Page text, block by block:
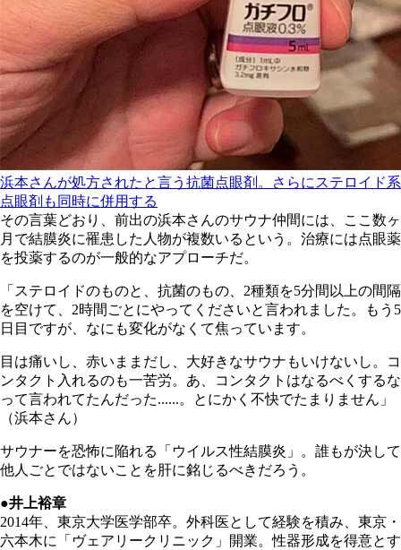
浜本さんが処方されたと言う抗菌点眼剤。さらにステロイド系
点眼剤も同時に併用する
その言葉どおり、前出の浜本さんのサウナ仲間には、ここ数ヶ
月で結膜炎に罹患した人物が複数いるという。治療には点眼薬
を投薬するのが一般的なアプローチだ。
「ステロイドのものと、抗菌のもの、2種類を5分間以上の間隔
を空けて、2時間ごとにやってくださいと言われました。もう5
日目ですが、なにも変化がなくて焦っています。
目は痛いし、赤いままだし、大好きなサウナもいけないし。コ
ンタクト入れるのも一苦労。あ、コンタクトはなるべくするな
って言われてたんだった......。とにかく不快でたまりません」
（浜本さん）
サウナーを恐怖に陥れる「ウイルス性結膜炎」。誰もが決して
他人ごとではないことを肝に銘じるべきだろう。
●井上裕章
2014年、東京大学医学部卒。外科医として経験を積み、東京・
六本木に「ヴェアリークリニック」開業。性器形成を得意とす